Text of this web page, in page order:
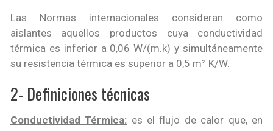
Las Normas internacionales consideran como
aislantes aquellos productos cuya conductividad
térmica es inferior a 0,06 W/(m.k) y simultáneamente
su resistencia térmica es superior a 0,5 m² K/W.
2- Definiciones técnicas
Conductividad Térmica: es el flujo de calor que, en